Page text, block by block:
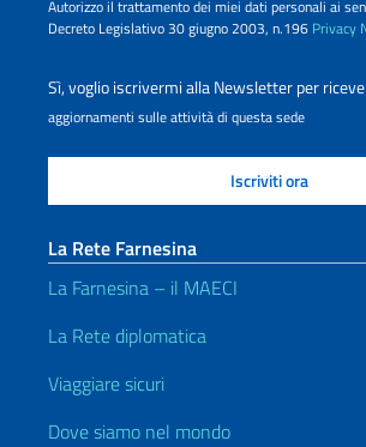
Autorizzo il trattamento dei miei dati personali ai
Decreto Legislativo 30 giugno 2003, n.196 Privacy
Sì, voglio iscrivermi alla Newsletter per
aggiornamenti sulle attività di questa sede
La Rete Farnesina
La Farnesina – il MAECI
La Rete diplomatica
Viaggiare sicuri
Dove siamo nel mondo